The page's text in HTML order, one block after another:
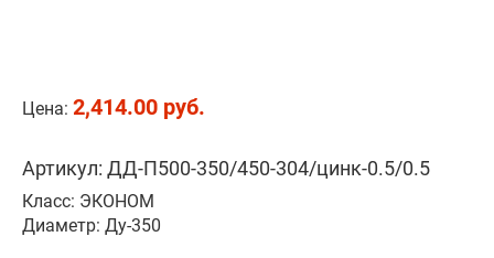
Цена: 2,414.00 руб.
Артикул: ДД-П500-350/450-304/цинк-0.5/0.5
Класс: ЭКОНОМ
Диаметр: Ду-350